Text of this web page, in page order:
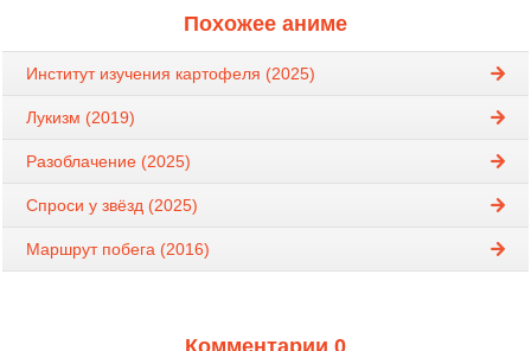
Похожее аниме
Институт изучения картофеля (2025)
Лукизм (2019)
Разоблачение (2025)
Спроси у звёзд (2025)
Маршрут побега (2016)
Комментарии 0